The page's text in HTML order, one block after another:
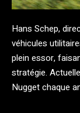
Hans Schep,
véhicules
plein essor,
stratégie.
Nugget chaque